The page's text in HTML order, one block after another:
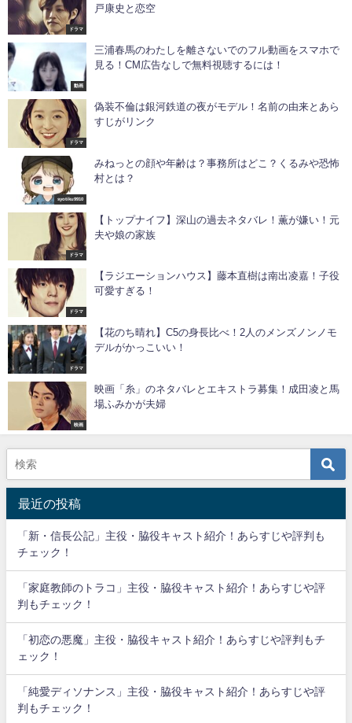
ドラマ
戸康史と恋空
動画
三浦春馬のわたしを離さないでのフル動画をスマホで
見る！CM広告なしで無料視聴するには！
ドラマ
偽装不倫は銀河鉄道の夜がモデル！名前の由来とあら
すじがリンク
syotiku9910
みねっとの顔や年齢は？事務所はどこ？くるみや恐怖
村とは？
ドラマ
【トップナイフ】深山の過去ネタバレ！薫が嫌い！元
夫や娘の家族
ドラマ
【ラジエーションハウス】藤本直樹は南出凌嘉！子役
可愛すぎる！
ドラマ
【花のち晴れ】C5の身長比べ！2人のメンズノンノモ
デルがかっこいい！
映画
映画「糸」のネタバレとエキストラ募集！成田凌と馬
場ふみかが夫婦
最近の投稿
「新・信長公記」主役・脇役キャスト紹介！あらすじや評判も
チェック！
「家庭教師のトラコ」主役・脇役キャスト紹介！あらすじや評
判もチェック！
「初恋の悪魔」主役・脇役キャスト紹介！あらすじや評判もチ
ェック！
「純愛ディソナンス」主役・脇役キャスト紹介！あらすじや評
判もチェック！